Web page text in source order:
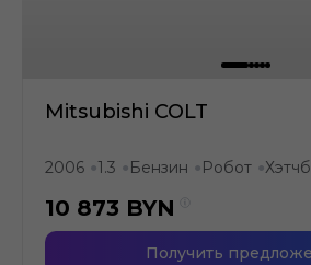
Mitsubishi COLT
2006 ●1.3 ● Бензин ● Робот ●
10 873 BYN
Получить